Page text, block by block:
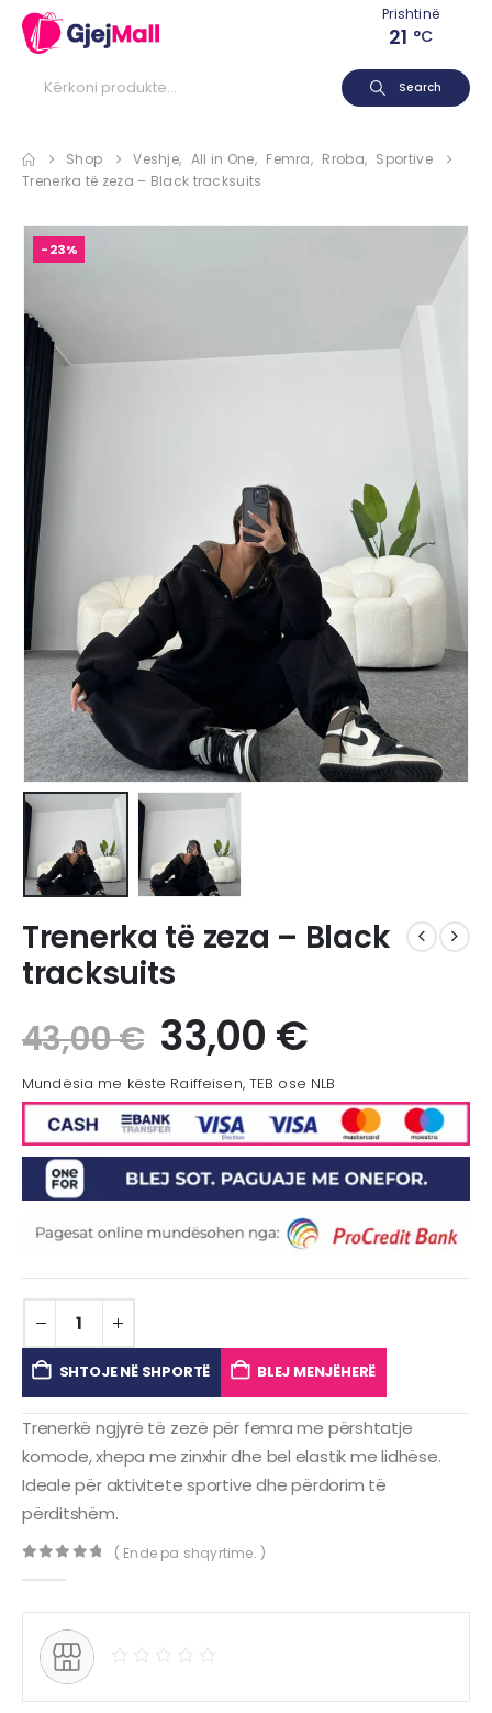
Prishtinë
21 °C
Search
Shop Veshje, All in One, Femra, Rroba, Sportive
Trenerka të zeza – Black tracksuits
-23%
Trenerka të zeza – Black
tracksuits
43,00€ 33,00 €
Mundësia me këste Raiffeisen, TEB ose NLB
SHTOJE NË SHPORTË BLEJ MENJËHERË
Trenerkë ngjyrë të zezë për femra me përshtatje
komode, xhepa me zinxhir dhe bel elastik me lidhëse.
Ideale për aktivitete sportive dhe përdorim të
përditshëm.
( Ende pa shqyrtime. )